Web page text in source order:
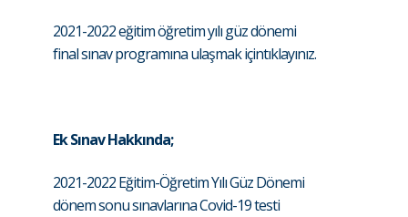
2021-2022 eğitim öğretim yılı güz dönemi
final sınav programına ulaşmak içintıklayınız.
Ek Sınav Hakkında;
2021-2022 Eğitim-Öğretim Yılı Güz Dönemi
dönem sonu sınavlarına Covid-19 testi